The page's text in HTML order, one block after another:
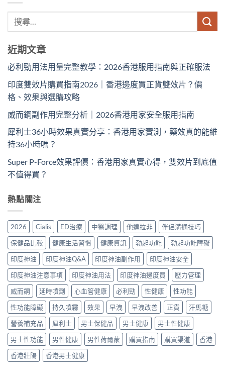
近期文章
必利勁用法用量完整教學：2026香港服用指南與正確服法
印度雙效片購買指南2026｜香港邊度買正貨雙效片？價
格、效果與選購攻略
威而鋼副作用完整分析｜2026香港用家安全服用指南
犀利士36小時效果真實分享：香港用家實測，藥效真的能維
持36小時嗎？
Super P-Force效果評價：香港用家真實心得，雙效片到底值
不值得買？
熱點關注
2026 Cialis ED治療 中醫調理 他達拉非
伴侶溝通技巧
保健品比較
健康生活習慣 健康資訊 勃起功能
勃起功能障礙
印度神油
印度神油Q&A 印度神油副作用
印度神油安全
印度神油注意事項
印度神油用法 印度神油邊度買
壓力管理
威而鋼
延時噴劑 心血管健康 必利勁 性健康
性功能
性功能障礙
持久噴霧 效果 早洩 早洩改善 正貨
汗馬糖
營養補充品
犀利士 男士保健品 男士健康
男士性健康
男士性功能
男性健康 男性荷爾蒙 購買指南 購買渠道
香港
香港壯陽
香港男士健康